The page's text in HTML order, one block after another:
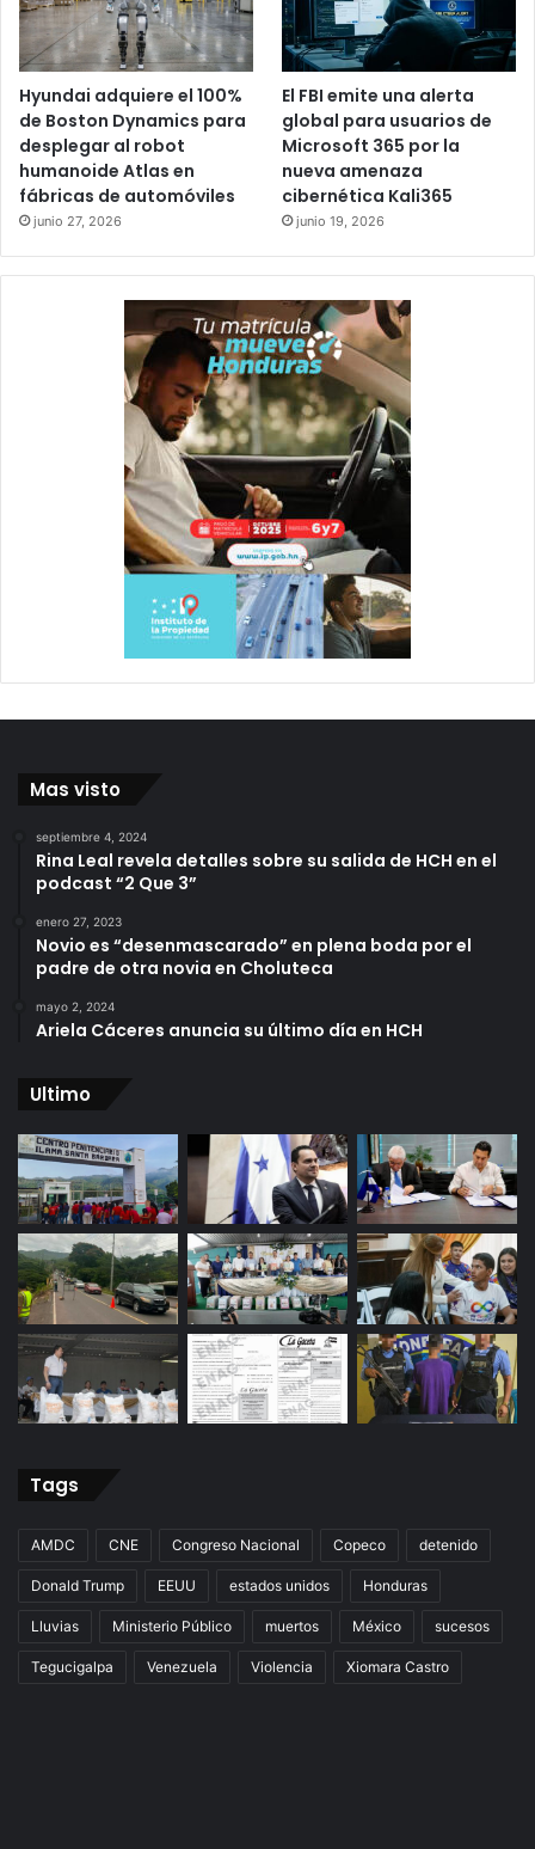
Hyundai adquiere el 100%
de Boston Dynamics para
desplegar al robot
humanoide Atlas en
fábricas de automóviles
junio 27, 2026
El FBI emite una alerta
global para usuarios de
Microsoft 365 por la
nueva amenaza
cibernética Kali365
junio 19, 2026
Mas visto
septiembre 4, 2024
Rina Leal revela detalles sobre su salida de HCH en el
podcast “2 Que 3”
enero 27, 2023
Novio es “desenmascarado” en plena boda por el
padre de otra novia en Choluteca
mayo 2, 2024
Ariela Cáceres anuncia su último día en HCH
Ultimo
Tags
AMDC CNE Congreso Nacional Copeco detenido
Donald Trump EEUU estados unidos Honduras
Lluvias Ministerio Público muertos México sucesos
Tegucigalpa Venezuela Violencia Xiomara Castro